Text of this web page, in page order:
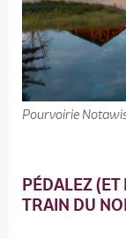
Pourvoirie
PÉDALEZ (ET
TRAIN DU